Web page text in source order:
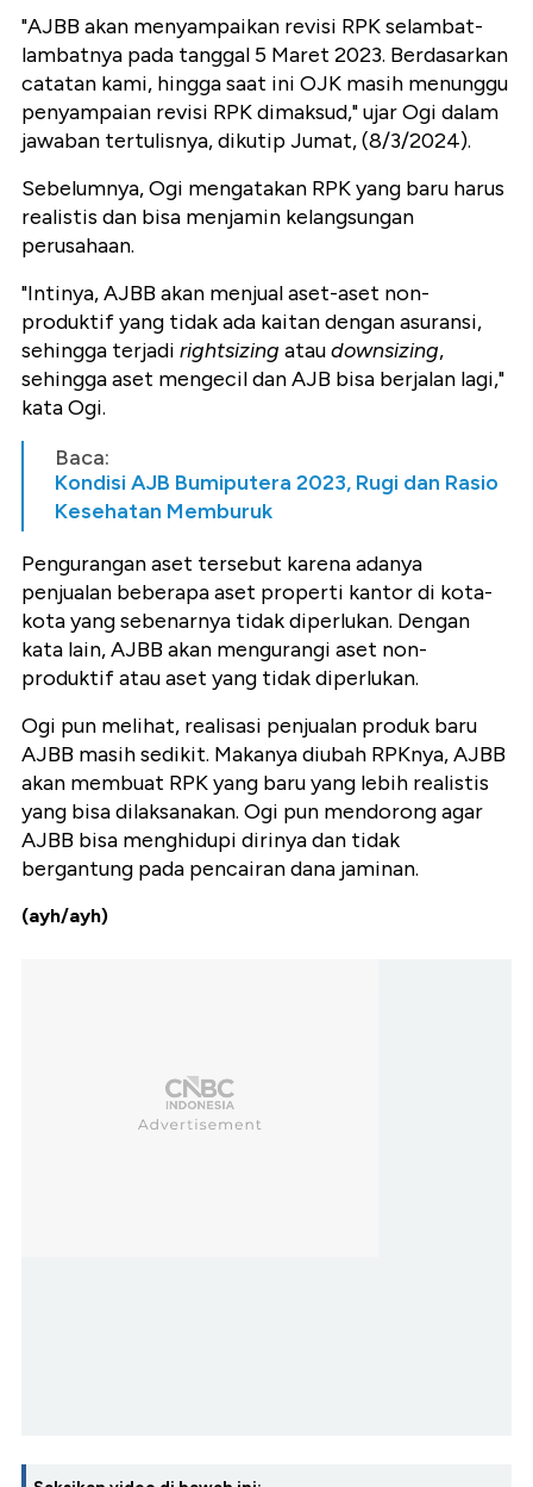
"AJBB akan menyampaikan revisi RPK selambat-
lambatnya pada tanggal 5 Maret 2023. Berdasarkan
catatan kami, hingga saat ini OJK masih menunggu
penyampaian revisi RPK dimaksud," ujar Ogi dalam
jawaban tertulisnya, dikutip Jumat, (8/3/2024).
Sebelumnya, Ogi mengatakan RPK yang baru harus
realistis dan bisa menjamin kelangsungan
perusahaan.
"Intinya, AJBB akan menjual aset-aset non-
produktif yang tidak ada kaitan dengan asuransi,
sehingga terjadi rightsizing ataudownsizing,
sehingga aset mengecil dan AJB bisa berjalan lagi,"
kata Ogi.
Baca:
Kondisi AJB Bumiputera 2023, Rugi dan Rasio
Kesehatan Memburuk
Pengurangan aset tersebut karena adanya
penjualan beberapa aset properti kantor di kota-
kota yang sebenarnya tidak diperlukan. Dengan
kata lain, AJBB akan mengurangi aset non-
produktif atau aset yang tidak diperlukan.
Ogi pun melihat, realisasi penjualan produk baru
AJBB masih sedikit. Makanya diubah RPKnya, AJBB
akan membuat RPK yang baru yang lebih realistis
yang bisa dilaksanakan. Ogi pun mendorong agar
AJBB bisa menghidupi dirinya dan tidak
bergantung pada pencairan dana jaminan.
(ayh/ayh)